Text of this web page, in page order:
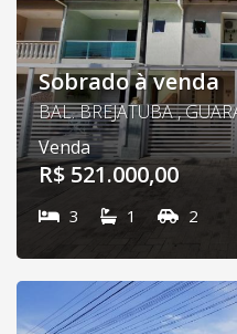
Sobrado à venda
BAL. BREJATUBA ,
Venda
R$ 521.000,00
3 1 2